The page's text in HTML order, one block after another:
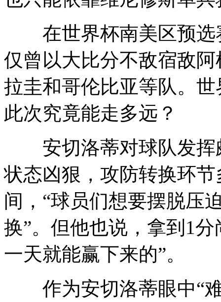
在世界杯南美区预选
仅曾以大比分不敌宿敌
拉圭和哥伦比亚等队。
此次究竟能走多远？
安切洛蒂对球队发挥
状态凶狠，攻防转换环
间，“球员们想要摆脱压
换”。但他也说，拿到1
一天就能赢下来的”。
作为安切洛蒂眼中“难